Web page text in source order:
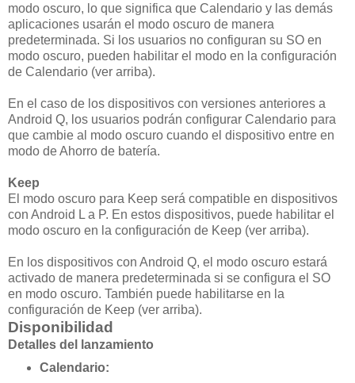
modo oscuro, lo que significa que Calendario y las demás
aplicaciones usarán el modo oscuro de manera
predeterminada. Si los usuarios no configuran su SO en
modo oscuro, pueden habilitar el modo en la configuración
de Calendario (ver arriba).
En el caso de los dispositivos con versiones anteriores a
Android Q, los usuarios podrán configurar Calendario para
que cambie al modo oscuro cuando el dispositivo entre en
modo de Ahorro de batería.
Keep
El modo oscuro para Keep será compatible en dispositivos
con Android L a P. En estos dispositivos, puede habilitar el
modo oscuro en la configuración de Keep (ver arriba).
En los dispositivos con Android Q, el modo oscuro estará
activado de manera predeterminada si se configura el SO
en modo oscuro. También puede habilitarse en la
configuración de Keep (ver arriba).
Disponibilidad
Detalles del lanzamiento
Calendario: